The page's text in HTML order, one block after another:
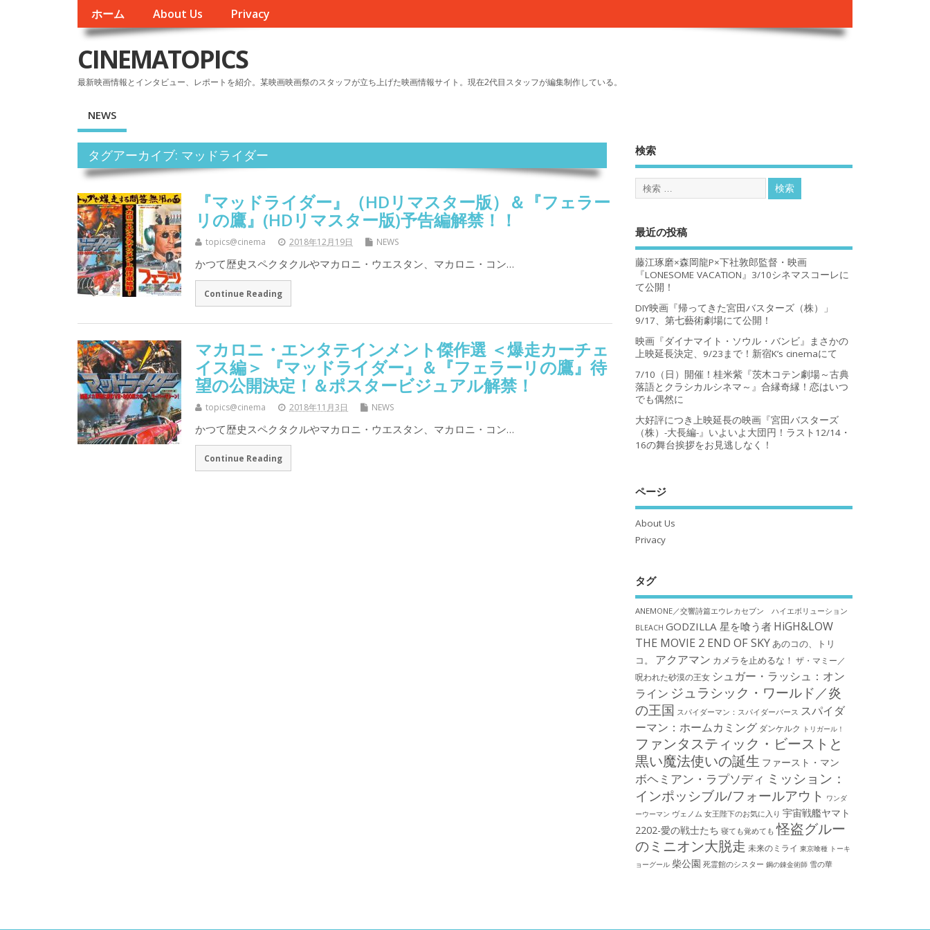
ホーム About Us Privacy
CINEMATOPICS
最新映画情報とインタビュー、レポートを紹介。某映画映画祭のスタッフが立ち上げた映画情報サイト。現在2代目スタッフが編集制作している。
NEWS
タグアーカイブ: マッドライダー
『マッドライダー』（HDリマスター版）＆『フェラー
リの鷹』(HDリマスター版)予告編解禁！！
topics@cinema 2018年12月19日 NEWS
かつて歴史スペクタクルやマカロニ・ウエスタン、マカロニ・コン…
Continue Reading
マカロニ・エンタテインメント傑作選 ＜爆走カーチェ
イス編＞ 『マッドライダー』＆『フェラーリの鷹』待
望の公開決定！＆ポスタービジュアル解禁！
topics@cinema 2018年11月3日 NEWS
かつて歴史スペクタクルやマカロニ・ウエスタン、マカロニ・コン…
Continue Reading
検索
最近の投稿
藤江琢磨×森岡龍P×下社敦郎監督・映画
『LONESOME VACATION』3/10シネマスコーレに
て公開！
DIY映画『帰ってきた宮田バスターズ（株）」
9/17、第七藝術劇場にて公開！
映画『ダイナマイト・ソウル・バンビ』まさかの
上映延長決定、9/23まで！新宿K’s cinemaにて
7/10（日）開催！桂米紫『茨木コテン劇場～古典
落語とクラシカルシネマ～』合縁奇縁！恋はいつ
でも偶然に
大好評につき上映延長の映画『宮田バスターズ
（株）-大長編-』いよいよ大団円！ラスト12/14・
16の舞台挨拶をお見逃しなく！
ページ
About Us
Privacy
タグ
ANEMONE／交響詩篇エウレカセブン ハイエボリューション
BLEACH GODZILLA 星を喰う者 HiGH&LOW
THE MOVIE 2 END OF SKY あのコの、トリ
コ。
アクアマン カメラを止めるな！ ザ・マミー／
呪われた砂漠の王女 シュガー・ラッシュ：オン
ライン ジュラシック・ワールド／炎
の王国 スパイダーマン：スパイダーバース スパイダ
ーマン：ホームカミング ダンケルク トリガール！
ファンタスティック・ビーストと
黒い魔法使いの誕生 ファースト・マン
ボヘミアン・ラプソディ ミッション：
インポッシブル/フォールアウト ワンダ
ーウーマン ヴェノム 女王陛下のお気に入り 宇宙戦艦ヤマト
2202-愛の戦士たち 寝ても覚めても 怪盗グルー
のミニオン大脱走 未来のミライ 東京喰種 トーキ
ョーグール 柴公園 死霊館のシスター 鋼の錬金術師 雪の華